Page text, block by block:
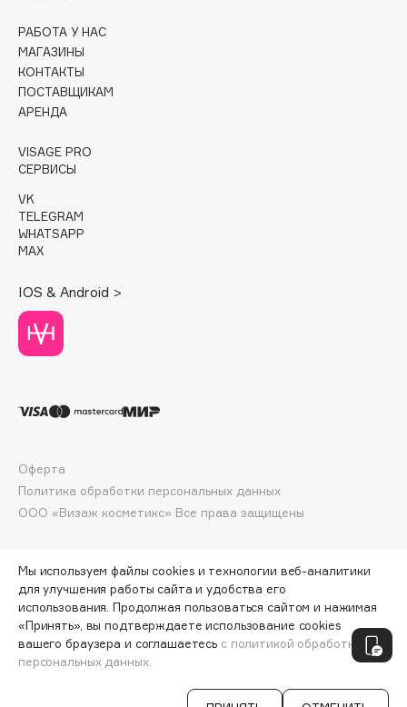
Crescina
Cunzite
D
DABO
DARLING*
Davines
Deonica
Dessange
Dolce & Gabbana
Dorco
DP Daily Perfection
Dr. Vranjes Firenze
Dr.Ceuracle
Dr.Jart+
DSD de Luxe
Dyson
ПО ЗОЛОТОЙ КАРТЕ:810 ₽
ДОБАВИТЬ В КОРЗИНУ 900 ₽
РАБОТА У НАС
МАГАЗИНЫ
КОНТАКТЫ
ПОСТАВЩИКАМ
АРЕНДА
VISAGE PRO
СЕРВИСЫ
VK
TELEGRAM
WHATSAPP
MAX
IOS & Android >
ООО «Визаж косметикс» Все права защищены
Оферта
Политика обработки персональных данных
Мы используем файлы cookies и технологии веб-аналитики
для улучшения работы сайта и удобства его
использования. Продолжая пользоваться сайтом и нажимая
«Принять», вы подтверждаете использование cookies
вашего браузера и соглашаетесь с политикой обработки
персональных данных.